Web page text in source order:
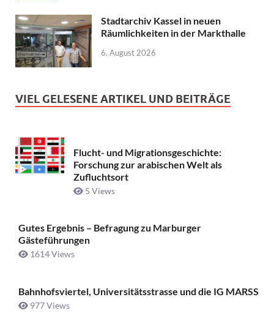
Stadtarchiv Kassel in neuen
Räumlichkeiten in der Markthalle
6. August 2026
VIEL GELESENE ARTIKEL UND BEITRÄGE
Flucht- und Migrationsgeschichte:
Forschung zur arabischen Welt als
Zufluchtsort
5 Views
Gutes Ergebnis – Befragung zu Marburger
Gästeführungen
1614 Views
Bahnhofsviertel, Universitätsstrasse und die IG MARSS
977 Views